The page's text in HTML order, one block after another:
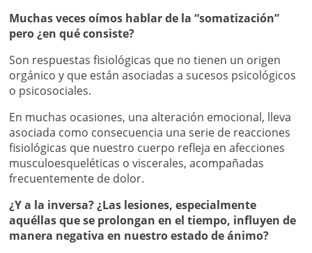
Muchas veces oímos hablar de la “somatización”
pero ¿en qué consiste?
Son respuestas fisiológicas que no tienen un origen
orgánico y que están asociadas a sucesos psicológicos
o psicosociales.
En muchas ocasiones, una alteración emocional, lleva
asociada como consecuencia una serie de reacciones
fisiológicas que nuestro cuerpo refleja en afecciones
musculoesqueléticas o viscerales, acompañadas
frecuentemente de dolor.
¿Y a la inversa? ¿Las lesiones, especialmente
aquéllas que se prolongan en el tiempo, influyen de
manera negativa en nuestro estado de ánimo?